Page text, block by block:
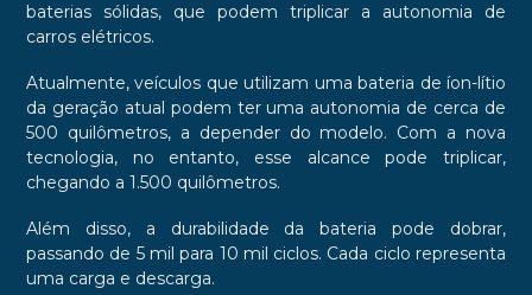
baterias sólidas, que podem triplicar a autonomia de
carros elétricos.
Atualmente, veículos que utilizam uma bateria de íon-lítio
da geração atual podem ter uma autonomia de cerca de
500 quilômetros, a depender do modelo. Com a nova
tecnologia, no entanto, esse alcance pode triplicar,
chegando a 1.500 quilômetros.
Além disso, a durabilidade da bateria pode dobrar,
passando de 5 mil para 10 mil ciclos. Cada ciclo representa
uma carga e descarga.